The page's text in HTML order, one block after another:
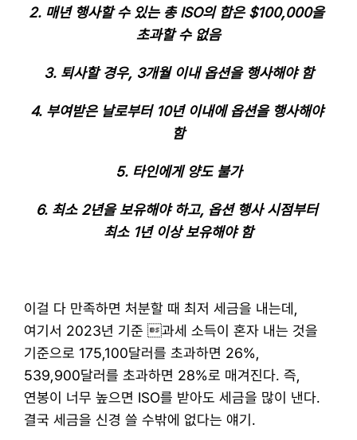
2. 매년 행사할 수 있는 총 ISO의 합은 $100,000을
초과할 수 없음
3. 퇴사할 경우, 3개월 이내 옵션을 행사해야 함
4. 부여받은 날로부터 10년 이내에 옵션을 행사해야
함
5. 타인에게 양도 불가
6. 최소 2년을 보유해야 하고, 옵션 행사 시점부터
최소 1년 이상 보유해야 함
이걸 다 만족하면 처분할 때 최저 세금을 내는데,
여기서 2023년 기준 과세 소득이 혼자 내는 것을
기준으로 175,100달러를 초과하면 26%,
539,900달러를 초과하면 28%로 매겨진다. 즉,
연봉이 너무 높으면 ISO를 받아도 세금을 많이 낸다.
결국 세금을 신경 쓸 수밖에 없다는 얘기.